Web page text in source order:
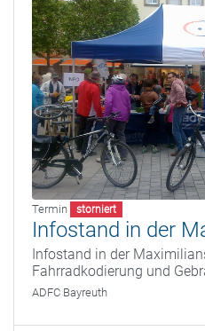
Termin storniert
Infostand in der
Infostand in der
Fahrradkodierung und
ADFC Bayreuth